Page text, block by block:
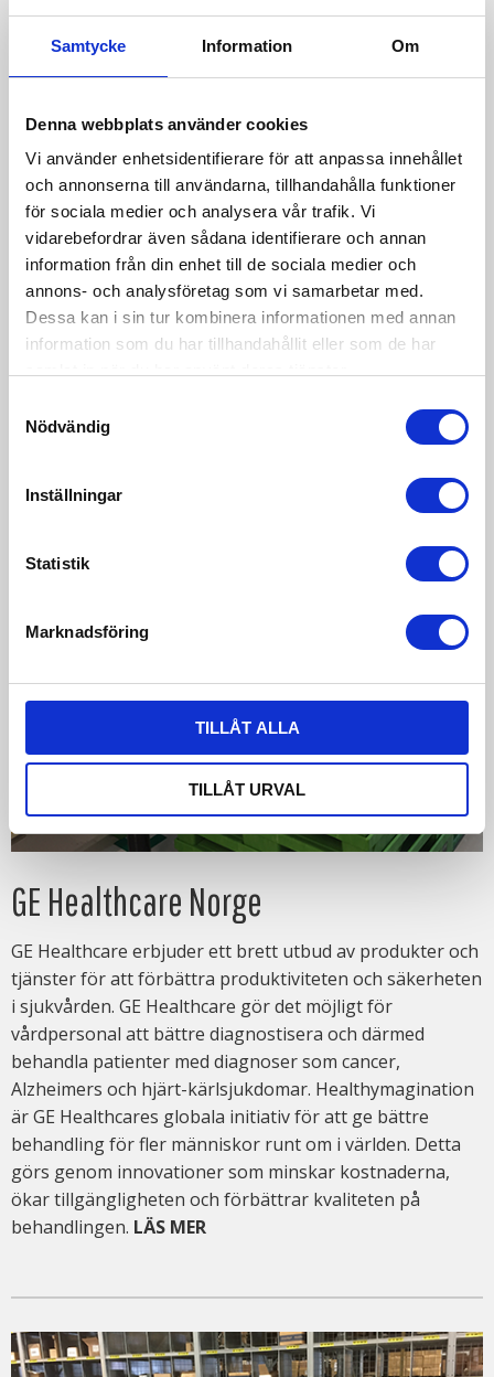
Samtycke Information Om
Denna webbplats använder cookies
Vi använder enhetsidentifierare för att anpassa innehållet
och annonserna till användarna, tillhandahålla funktioner
för sociala medier och analysera vår trafik. Vi
vidarebefordrar även sådana identifierare och annan
information från din enhet till de sociala medier och
annons- och analysföretag som vi samarbetar med.
Dessa kan i sin tur kombinera informationen med annan
information som du har tillhandahållit eller som de har
Nödvändig
Inställningar
Statistik
Marknadsföring
TILLÅT ALLA
TILLÅT URVAL
Bring Logistik
logistikföretag, har ett viktigt socialt ansvar. Miljö är ett
internationellt ställs tuffa klimatkrav och koncernen har
satt upp ambitiösa mål: År 2025 kommer koncernen
endast att använda förnybara energikällor i bilar och
byggnader. I IP-Group arbetar vi med ett enkelt motto:
Vinner du - vi vinner. Vad menar vi med det? Kort sagt
betyder det att vi ser mycket allvarligt på hur vi påverkar
miljön och att vi gör vårt bästa för att skapa en bättre
MER
GE Healthcare Norge
GE Healthcare erbjuder ett brett utbud av produkter och
tjänster för att förbättra produktiviteten och säkerheten
i sjukvården. GE Healthcare gör det möjligt för
vårdpersonal att bättre diagnostisera och därmed
behandla patienter med diagnoser som cancer,
Alzheimers och hjärt-kärlsjukdomar. Healthymagination
är GE Healthcares globala initiativ för att ge bättre
behandling för fler människor runt om i världen. Detta
görs genom innovationer som minskar kostnaderna,
ökar tillgängligheten och förbättrar kvaliteten på
behandlingen. LÄS MER